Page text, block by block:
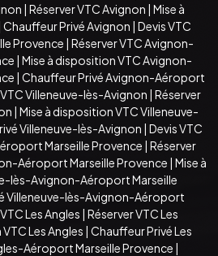
| Réserver VTC Avignon | Mise à
Chauffeur Privé Avignon | Devis VTC
Provence | Réserver VTC Avignon-
| Mise à disposition VTC Avignon-
| Chauffeur Privé Avignon-Aéroport
Villeneuve-lès-Avignon | Réserver
| Mise à disposition VTC Villeneuve-
Villeneuve-lès-Avignon | Devis VTC
Marseille Provence | Réserver
Aéroport Marseille Provence | Mise à
lès-Avignon-Aéroport Marseille
Villeneuve-lès-Avignon-Aéroport
Les Angles | Réserver VTC Les
Les Angles | Chauffeur Privé Les
Aéroport Marseille Provence |